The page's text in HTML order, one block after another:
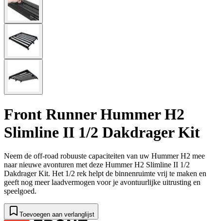
Front Runner Hummer H2
Slimline II 1/2 Dakdrager Kit
Neem de off-road robuuste capaciteiten van uw Hummer H2 mee
naar nieuwe avonturen met deze Hummer H2 Slimline II 1/2
Dakdrager Kit. Het 1/2 rek helpt de binnenruimte vrij te maken en
geeft nog meer laadvermogen voor je avontuurlijke uitrusting en
speelgoed.
Toevoegen aan verlanglijst